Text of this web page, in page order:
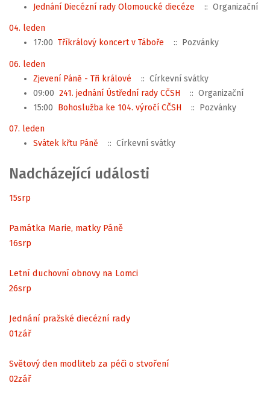
Jednání Diecézní rady Olomoucké diecéze
:: Organizační
04. leden
17:00 Tříkrálový koncert v Táboře :: Pozvánky
06. leden
Zjevení Páně - Tři králové
:: Církevní svátky
09:00 241. jednání Ústřední rady CČSH
:: Organizační
15:00 Bohoslužba ke 104. výročí CČSH :: Pozvánky
07. leden
Svátek křtu Páně
:: Církevní svátky
Nadcházející události
15srp
Památka Marie, matky Páně
16srp
Letní duchovní obnovy na Lomci
26srp
Jednání pražské diecézní rady
01zář
Světový den modliteb za péči o stvoření
02zář